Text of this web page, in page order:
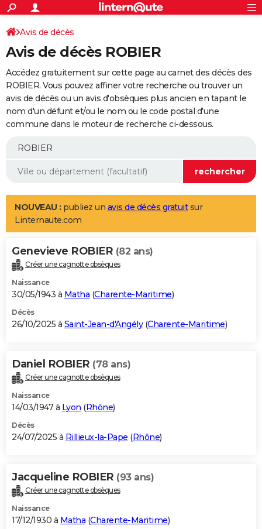
ACTUALITÉS
Politique
Société
Faits Divers
Education
Monde
Villes
+
SPORT
Coupe du monde 2026
Football
Tennis
Cyclisme
Rugby
Forum
Programme TV
TNT
Streaming
Cinéma
Sorties cinéma
Musique
+
FINANCE
Retraite
Epargne
Immobilier
Risques naturels par ville
Banque
Assurance
AUTO
Essais
Réserver un essai
Citadines
Berlines
SUV
Forum auto
+
Mobiles
Meilleur smartphone
Internet
Ordinateurs
Jeux vidéo
Guide high-tech
Aménagement intérieur
LIFESTYLE
Art de vivre
Bien-être
Loisirs
Mode
Modes de vie
Alimentation
Guide de la santé
Maladies
Médicaments
Sommeil
VOYAGE
Destinations
City break
Voyage nature
Voyage de noces
Forum
Climat
+PHOTO
GUIDES D'ACHAT
BONS PLANS
Carte de Noël
Carte Bonne année
Carte Saint-Valentin
Carte Pâques
Carte d'anniversaire
DICTIONNAIRE
Dictionnaire
Biographies
Citations
Expressions
Proverbes
PROGRAMME TV
S'inscrire
Se connecter
Lycées
Collèges
Primaires
Universités
Entreprises
Service militaire
Avis de recherche
AVIS DE DÉCÈS
Bricolage
Lifestyle
Culture
Sport
Auto
Television
Voyage
Cinema
Avis de décès
Avis de décès ROBIER
Accédez gratuitement sur cette page au carnet des décès des
ROBIER. Vous pouvez affiner votre recherche ou trouver un
avis de décès ou un avis d'obsèques plus ancien en tapant le
nom d'un défunt et/ou le nom ou le code postal d'une
commune dans le moteur de recherche ci-dessous.
NOUVEAU : publiez un avis de décès gratuitsur
Linternaute.com
Genevieve ROBIER (82 ans)
Créer une cagnotte obsèques
Naissance
30/05/1943 à Matha (Charente-Maritime)
Décès
26/10/2025 à Saint-Jean-d'Angély(Charente-Maritime)
Daniel ROBIER (78 ans)
Créer une cagnotte obsèques
Naissance
14/03/1947 à Lyon (Rhône)
Décès
24/07/2025 à Rillieux-la-Pape (Rhône)
Jacqueline ROBIER (93 ans)
Créer une cagnotte obsèques
Naissance
17/12/1930 à Matha (Charente-Maritime)